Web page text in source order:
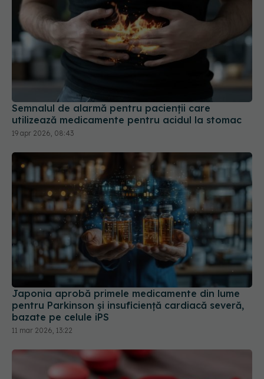
Semnalul de alarmă pentru pacienții care
utilizează medicamente pentru acidul la stomac
19 apr 2026, 08:43
Japonia aprobă primele medicamente din lume
pentru Parkinson și insuficiență cardiacă severă,
bazate pe celule iPS
11 mar 2026, 13:22